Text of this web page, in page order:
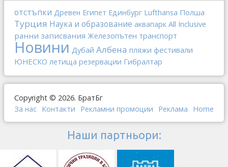
отстъпки Древен Египет Единбург Lufthansa Полша
Турция Наука и образование аквапарк All Inclusive
ранни записвания Железопътен транспорт
Новини Дубай Албена пляжи фестивали
ЮНЕСКО летища резервации Гибралтар
Copyright © 2026. БратБг
За нас Контакти Рекламни промоции Реклама Home
Наши партньори: